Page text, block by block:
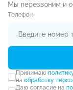
Мы перезвоним и
Tелефон
Принимаю
на обработку
Даю согласие на